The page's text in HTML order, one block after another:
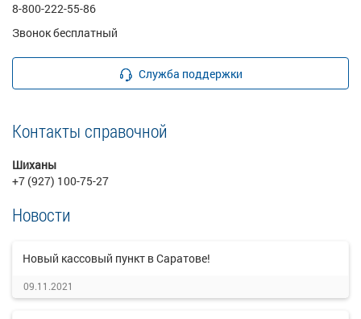
8-800-222-55-86
Звонок бесплатный
Служба поддержки
Контакты справочной
Шиханы
+7 (927) 100-75-27
Новости
Новый кассовый пункт в Саратове!
09.11.2021